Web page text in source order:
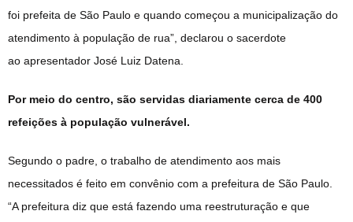
foi prefeita de São Paulo e quando começou a municipalização do
atendimento à população de rua”, declarou o sacerdote
ao apresentador José Luiz Datena.
Por meio do centro, são servidas diariamente cerca de 400
refeições à população vulnerável.
Segundo o padre, o trabalho de atendimento aos mais
necessitados é feito em convênio com a prefeitura de São Paulo.
“A prefeitura diz que está fazendo uma reestruturação e que